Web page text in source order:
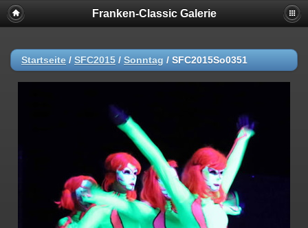
Franken-Classic Galerie
Startseite / SFC2015 / Sonntag / SFC2015So0351